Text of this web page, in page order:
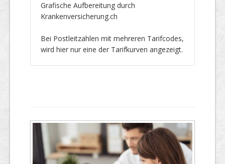
Grafische Aufbereitung durch
Krankenversicherung.ch
Bei Postleitzahlen mit mehreren Tarifcodes,
wird hier nur eine der Tarifkurven angezeigt.